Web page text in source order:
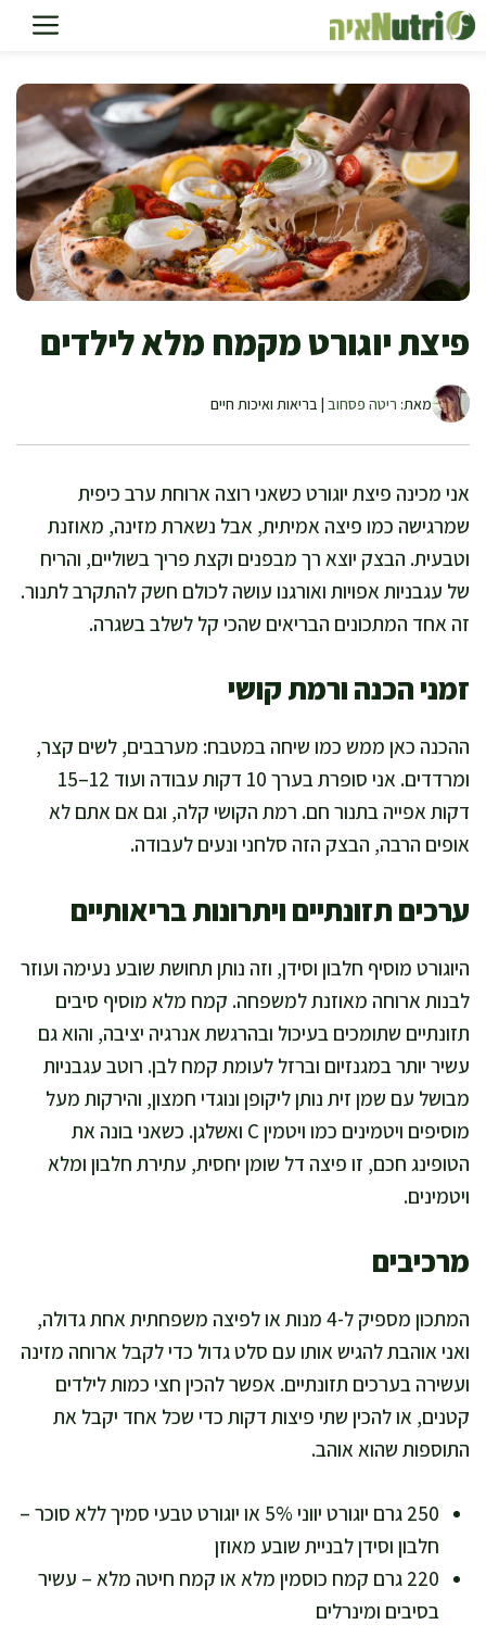
לדלג
לתוכן
פיצת יוגורט מקמח מלא לילדים
מאת: ריטה פסחוב | בריאות ואיכות חיים
אני מכינה פיצת יוגורט כשאני רוצה ארוחת ערב כיפית
שמרגישה כמו פיצה אמיתית, אבל נשארת מזינה, מאוזנת
וטבעית. הבצק יוצא רך מבפנים וקצת פריך בשוליים, והריח
של עגבניות אפויות ואורגנו עושה לכולם חשק להתקרב לתנור.
זה אחד המתכונים הבריאים שהכי קל לשלב בשגרה.
זמני הכנה ורמת קושי
ההכנה כאן ממש כמו שיחה במטבח: מערבבים, לשים קצר,
ומרדדים. אני סופרת בערך 10 דקות עבודה ועוד 12–15
דקות אפייה בתנור חם. רמת הקושי קלה, וגם אם אתם לא
אופים הרבה, הבצק הזה סלחני ונעים לעבודה.
ערכים תזונתיים ויתרונות בריאותיים
היוגורט מוסיף חלבון וסידן, וזה נותן תחושת שובע נעימה ועוזר
לבנות ארוחה מאוזנת למשפחה. קמח מלא מוסיף סיבים
תזונתיים שתומכים בעיכול ובהרגשת אנרגיה יציבה, והוא גם
עשיר יותר במגנזיום וברזל לעומת קמח לבן. רוטב עגבניות
מבושל עם שמן זית נותן ליקופן ונוגדי חמצון, והירקות מעל
מוסיפים ויטמינים כמו ויטמין C ואשלגן. כשאני בונה את
הטופינג חכם, זו פיצה דל שומן יחסית, עתירת חלבון ומלא
ויטמינים.
מרכיבים
המתכון מספיק ל-4 מנות או לפיצה משפחתית אחת גדולה,
ואני אוהבת להגיש אותו עם סלט גדול כדי לקבל ארוחה מזינה
ועשירה בערכים תזונתיים. אפשר להכין חצי כמות לילדים
קטנים, או להכין שתי פיצות דקות כדי שכל אחד יקבל את
התוספות שהוא אוהב.
250 גרם יוגורט יווני 5% או יוגורט טבעי סמיך ללא סוכר –
חלבון וסידן לבניית שובע מאוזן
220 גרם קמח כוסמין מלא או קמח חיטה מלא – עשיר
בסיבים ומינרלים